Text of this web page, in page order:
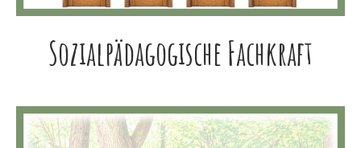
Sozialpädagogische Fachkraft